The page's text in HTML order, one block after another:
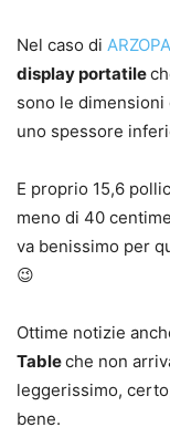
Nel caso di
display portatile
sono le dimensioni
uno spessore
E proprio 15,6
meno di 40
va benissimo per
😉
Ottime notizie
Tableche non
leggerissimo,
bene.